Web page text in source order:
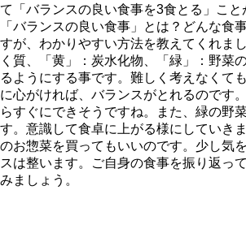
て「バランスの良い食事を3食とる」こと
「バランスの良い食事」とは？どんな食
すが、わかりやすい方法を教えてくれま
く質、「黄」：炭水化物、「緑」：野菜
るようにする事です。難しく考えなくて
に心がければ、バランスがとれるのです
らすぐにできそうですね。また、緑の野
す。意識して食卓に上がる様にしていき
のお惣菜を買ってもいいのです。少し気
スは整います。ご自身の食事を振り返っ
みましょう。